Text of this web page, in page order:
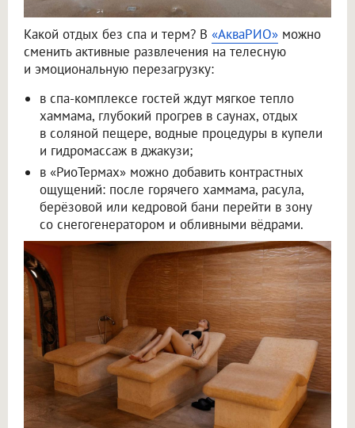
Какой отдых без спа и терм? В «АкваРИО» можно
сменить активные развлечения на телесную
и эмоциональную перезагрузку:
в спа-комплексе гостей ждут мягкое тепло
хаммама, глубокий прогрев в саунах, отдых
в соляной пещере, водные процедуры в купели
и гидромассаж в джакузи;
в «РиоТермах» можно добавить контрастных
ощущений: после горячего хаммама, расула,
берёзовой или кедровой бани перейти в зону
со снегогенератором и обливными вёдрами.